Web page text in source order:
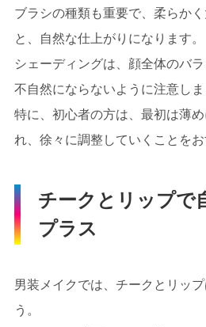
ブラシの種類も重要で、柔らか
と、自然な仕上がりになります。
シェーディングは、顔全体のバラ
不自然にならないように注意しま
特に、初心者の方は、最初は薄
れ、徐々に調整していくことをお
チークとリップで
プラス
男装メイクでは、チークとリッ
う。